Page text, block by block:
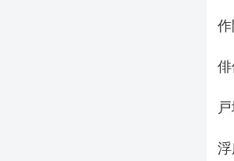
俳